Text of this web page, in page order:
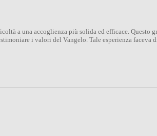
a una accoglienza più solida ed efficace. Questo
i valori del Vangelo. Tale esperienza